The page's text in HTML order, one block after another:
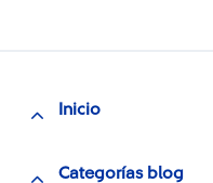
Inicio
Categorías blog